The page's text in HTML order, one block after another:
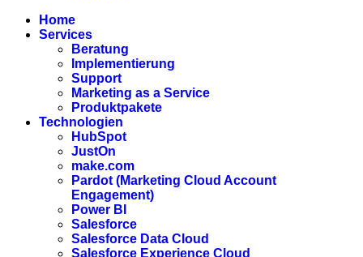
Home
Services
Beratung
Implementierung
Support
Marketing as a Service
Produktpakete
Technologien
HubSpot
JustOn
make.com
Pardot (Marketing Cloud Account
Engagement)
Power BI
Salesforce
Salesforce Data Cloud
Salesforce Experience Cloud